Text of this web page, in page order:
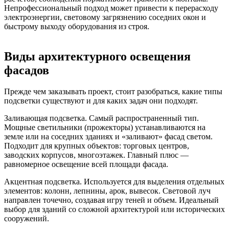
Непрофессиональный подход может привести к перерасходу
электроэнергии, световому загрязнению соседних окон и
быстрому выходу оборудования из строя.
Виды архитектурного освещения
фасадов
Прежде чем заказывать проект, стоит разобраться, какие типы
подсветки существуют и для каких задач они подходят.
Заливающая подсветка. Самый распространенный тип.
Мощные светильники (прожекторы) устанавливаются на
земле или на соседних зданиях и «заливают» фасад светом.
Подходит для крупных объектов: торговых центров,
заводских корпусов, многоэтажек. Главный плюс —
равномерное освещение всей площади фасада.
Акцентная подсветка. Используется для выделения отдельных
элементов: колонн, лепнины, арок, вывесок. Световой луч
направлен точечно, создавая игру теней и объем. Идеальный
выбор для зданий со сложной архитектурой или исторических
сооружений.